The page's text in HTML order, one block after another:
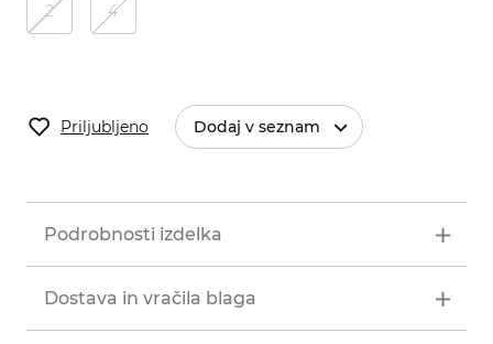
2 4
Priljubljeno Dodaj v seznam
Podrobnosti izdelka
Dostava in vračila blaga